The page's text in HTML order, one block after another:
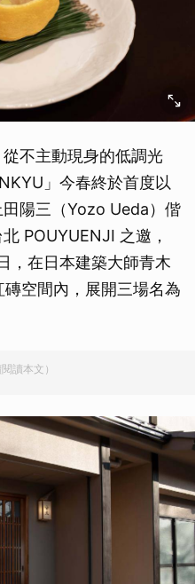
不主動現身的低調光
」今春終於首度以
陽三（Yozo Ueda）偕
POUYUENJI 之邀，
，在日本建築大師青木
空間內，展開三場名為
讀本文）